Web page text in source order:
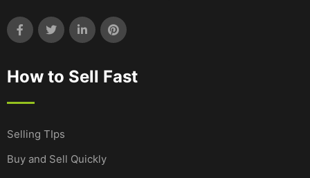
How to Sell Fast
Selling TIps
Buy and Sell Quickly